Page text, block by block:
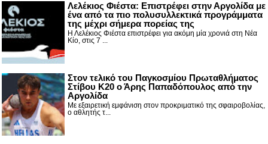
Λελέκιος Φιέστα: Επιστρέφει στην Αργολίδα με
ένα από τα πιο πολυσυλλεκτικά προγράμματα
της μέχρι σήμερα πορείας της
Η Λελέκιος Φιέστα επιστρέφει για ακόμη μία χρονιά στη Νέα
Κίο, στις 7 ...
Στον τελικό του Παγκοσμίου Πρωταθλήματος
Στίβου Κ20 ο Άρης Παπαδόπουλος από την
Αργολίδα
Με εξαιρετική εμφάνιση στον προκριματικό της σφαιροβολίας,
ο αθλητής τ...